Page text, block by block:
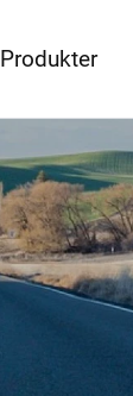
Produkter